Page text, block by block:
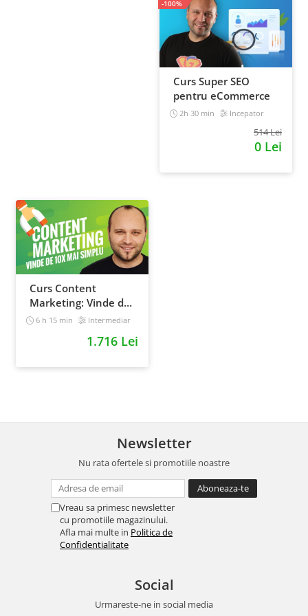
Curs Super SEO
pentru eCommerce
2h 30 min Incepator
514 Lei
0 Lei
-100%
Curs Content
Marketing: Vinde de
10x mai simplu
6 h 15 min Intermediar
1.716 Lei
Newsletter
Nu rata ofertele si promotiile noastre
Vreau sa primesc newsletter
cu promotiile magazinului.
Afla mai multe in Politica de
Confidentialitate
Social
Urmareste-ne in social media